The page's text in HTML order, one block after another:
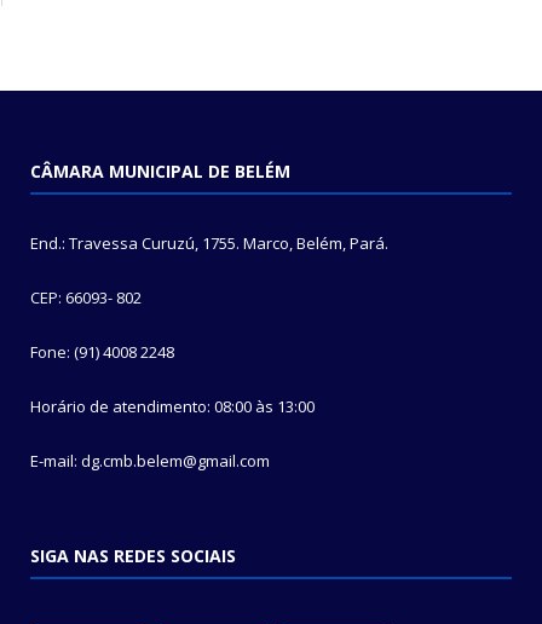
CÂMARA MUNICIPAL DE BELÉM
End.: Travessa Curuzú, 1755. Marco, Belém, Pará.
CEP: 66093- 802
Fone: (91) 4008 2248
Horário de atendimento: 08:00 às 13:00
E-mail: dg.cmb.belem@gmail.com
SIGA NAS REDES SOCIAIS